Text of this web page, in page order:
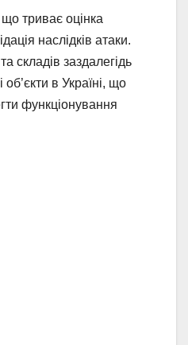
триває оцінка
наслідків атаки.
складів заздалегідь
в Україні, що
функціонування